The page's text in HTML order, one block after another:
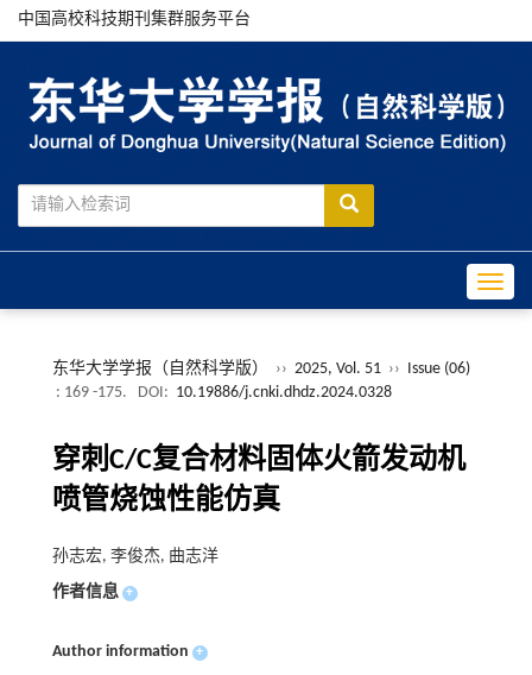
中国高校科技期刊集群服务平台
东华大学学报（自然科学版） ›› 2025, Vol. 51 ›› Issue (06)
: 169 -175.
DOI: 10.19886/j.cnki.dhdz.2024.0328
穿刺C/C复合材料固体火箭发动机
喷管烧蚀性能仿真
孙志宏, 李俊杰, 曲志洋
作者信息 +
Author information +